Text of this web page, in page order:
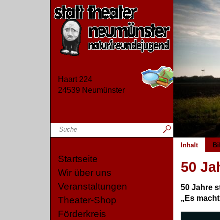
Haart 224
24539 Neumünster
Startseite
Wir über uns
Veranstaltungen
Theater-Shop
Förderkreis
Inhalt
50
50 Jahre
„Es